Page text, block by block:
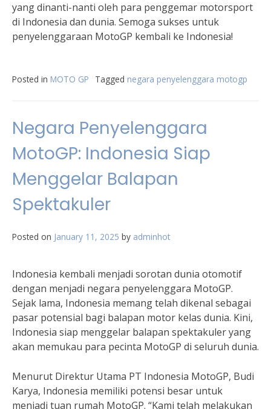
yang dinanti-nanti oleh para penggemar motorsport
di Indonesia dan dunia. Semoga sukses untuk
penyelenggaraan MotoGP kembali ke Indonesia!
Posted in MOTO GP Tagged negara penyelenggara motogp
Negara Penyelenggara
MotoGP: Indonesia Siap
Menggelar Balapan
Spektakuler
Posted on January 11, 2025 by adminhot
Indonesia kembali menjadi sorotan dunia otomotif
dengan menjadi negara penyelenggara MotoGP.
Sejak lama, Indonesia memang telah dikenal sebagai
pasar potensial bagi balapan motor kelas dunia. Kini,
Indonesia siap menggelar balapan spektakuler yang
akan memukau para pecinta MotoGP di seluruh dunia.
Menurut Direktur Utama PT Indonesia MotoGP, Budi
Karya, Indonesia memiliki potensi besar untuk
menjadi tuan rumah MotoGP. “Kami telah melakukan